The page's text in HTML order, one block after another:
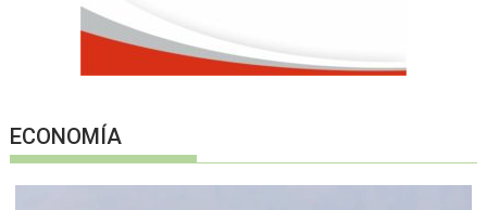
ECONOMÍA